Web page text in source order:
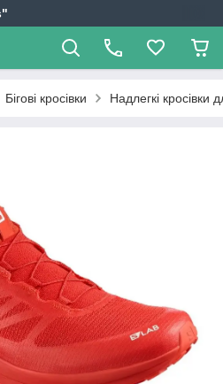
Бігові кросівки Надлегкі